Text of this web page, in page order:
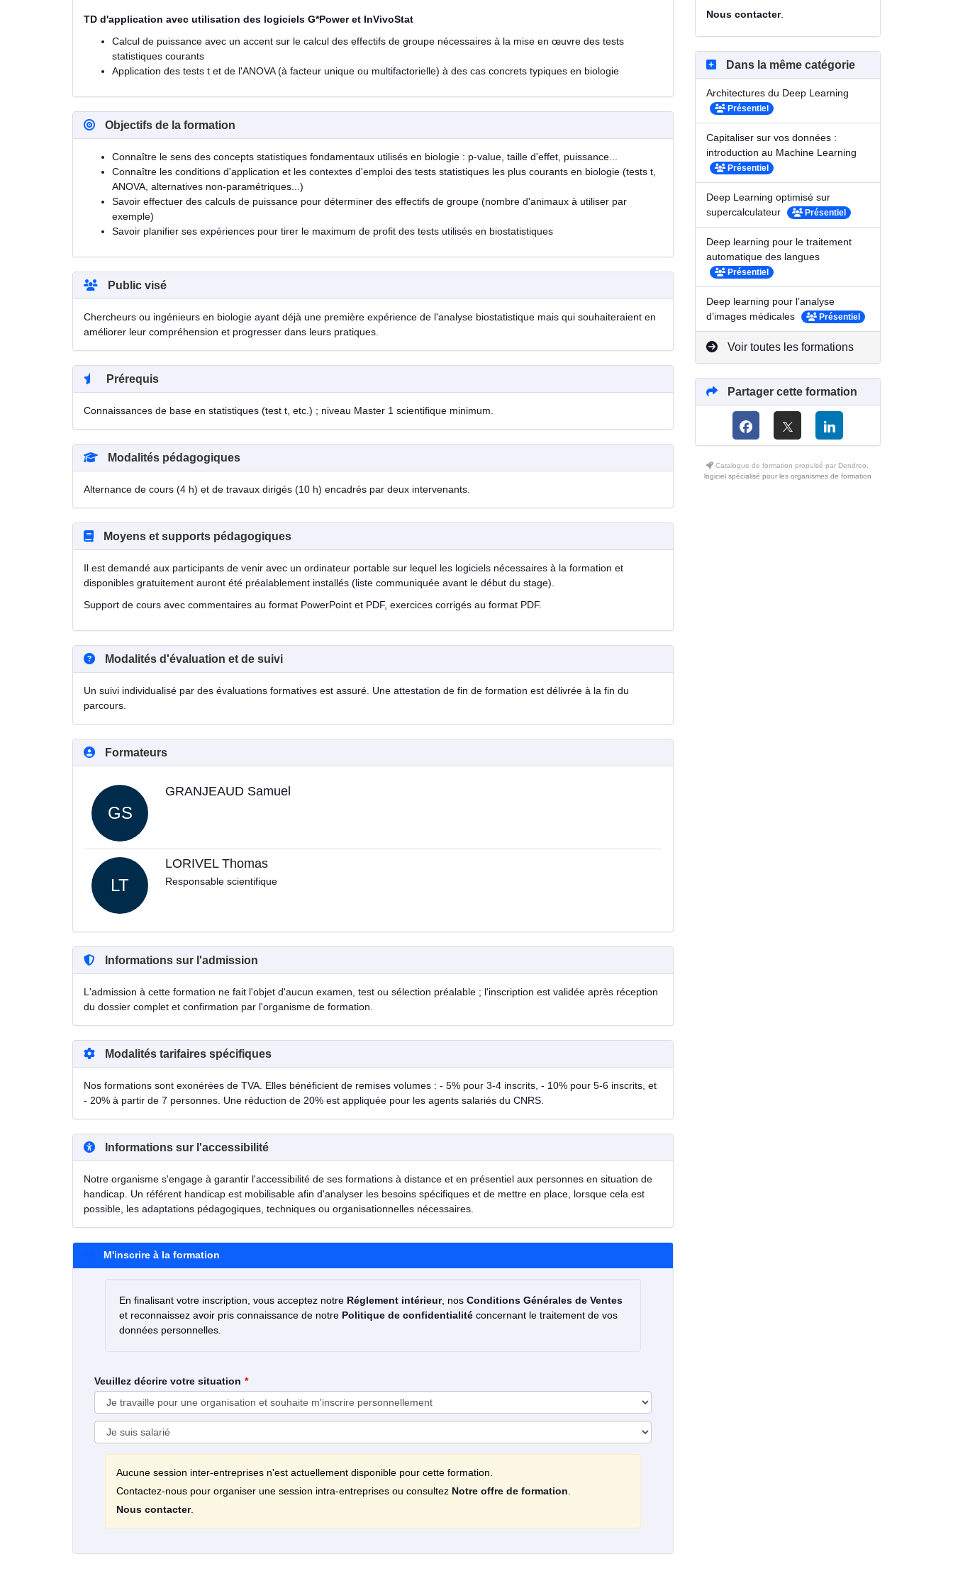
TD d'application avec utilisation des logiciels G*Power et InVivoStat
Calcul de puissance avec un accent sur le calcul des effectifs de groupe nécessaires à la mise en œuvre des tests
statistiques courants
Application des tests t et de l'ANOVA (à facteur unique ou multifactorielle) à des cas concrets typiques en biologie
Objectifs de la formation
Connaître le sens des concepts statistiques fondamentaux utilisés en biologie : p-value, taille d'effet, puissance...
Connaître les conditions d'application et les contextes d'emploi des tests statistiques les plus courants en biologie (tests t,
ANOVA, alternatives non-paramétriques...)
Savoir effectuer des calculs de puissance pour déterminer des effectifs de groupe (nombre d'animaux à utiliser par
exemple)
Savoir planifier ses expériences pour tirer le maximum de profit des tests utilisés en biostatistiques
Public visé
Chercheurs ou ingénieurs en biologie ayant déjà une première expérience de l'analyse biostatistique mais qui souhaiteraient en
améliorer leur compréhension et progresser dans leurs pratiques.
Prérequis
Connaissances de base en statistiques (test t, etc.) ; niveau Master 1 scientifique minimum.
Modalités pédagogiques
Alternance de cours (4 h) et de travaux dirigés (10 h) encadrés par deux intervenants.
Moyens et supports pédagogiques
Il est demandé aux participants de venir avec un ordinateur portable sur lequel les logiciels nécessaires à la formation et
disponibles gratuitement auront été préalablement installés (liste communiquée avant le début du stage).
Support de cours avec commentaires au format PowerPoint et PDF, exercices corrigés au format PDF.
Modalités d'évaluation et de suivi
Un suivi individualisé par des évaluations formatives est assuré. Une attestation de fin de formation est délivrée à la fin du
parcours.
Formateurs
GS
GRANJEAUD Samuel
LT
LORIVEL Thomas
Responsable scientifique
Informations sur l'admission
L'admission à cette formation ne fait l'objet d'aucun examen, test ou sélection préalable ; l'inscription est validée après réception
du dossier complet et confirmation par l'organisme de formation.
Modalités tarifaires spécifiques
Nos formations sont exonérées de TVA. Elles bénéficient de remises volumes : - 5% pour 3-4 inscrits, - 10% pour 5-6 inscrits, et
- 20% à partir de 7 personnes. Une réduction de 20% est appliquée pour les agents salariés du CNRS.
Informations sur l'accessibilité
Notre organisme s'engage à garantir l'accessibilité de ses formations à distance et en présentiel aux personnes en situation de
handicap. Un référent handicap est mobilisable afin d'analyser les besoins spécifiques et de mettre en place, lorsque cela est
possible, les adaptations pédagogiques, techniques ou organisationnelles nécessaires.
M'inscrire à la formation
En finalisant votre inscription, vous acceptez notre Réglement intérieur, nos Conditions Générales de Ventes
et reconnaissez avoir pris connaissance de notre Politique de confidentialité concernant le traitement de vos
données personnelles.
Veuillez décrire votre situation
Aucune session inter-entreprises n'est actuellement disponible pour cette formation.
Contactez-nous pour organiser une session intra-entreprises ou consultez Notre offre de formation
Nous contacter.
Nous contacter.
Dans la même catégorie
Architectures du Deep Learning
Présentiel
Capitaliser sur vos données :
introduction au Machine Learning
Présentiel
Deep Learning optimisé sur
supercalculateur
Présentiel
Deep learning pour le traitement
automatique des langues
Présentiel
Deep learning pour l’analyse
d’images médicales
Présentiel
Voir toutes les formations
Partager cette formation
Catalogue de formation propulsé par Dendreo,
logiciel spécialisé pour les organismes de formation